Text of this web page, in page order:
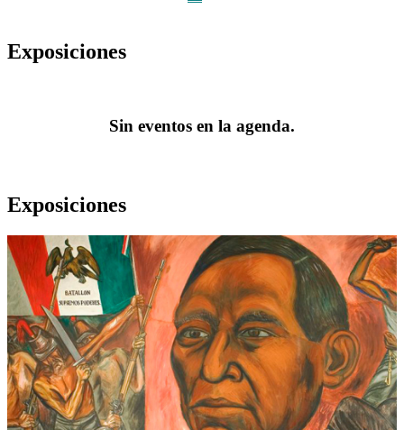
Exposiciones
Sin eventos en la agenda.
Exposiciones